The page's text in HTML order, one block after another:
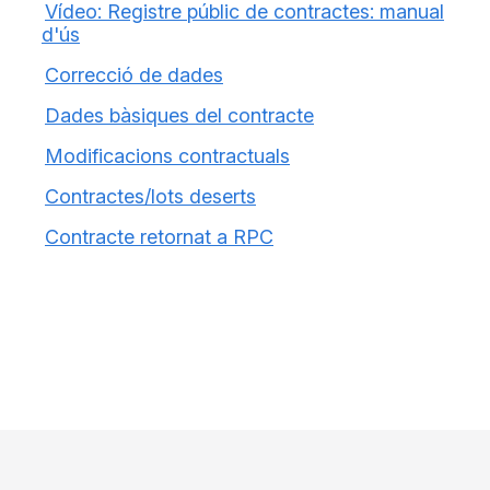
Vídeo: Registre públic de contractes: manual
d'ús
Correcció de dades
Dades bàsiques del contracte
Modificacions contractuals
Contractes/lots deserts
Contracte retornat a RPC